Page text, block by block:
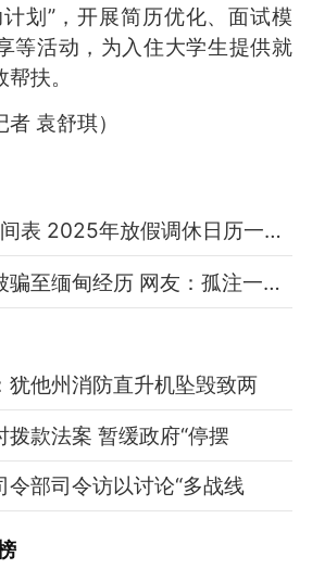
划”，开展简历优化、面试模
等活动，为入住大学生提供就
扶。
袁舒琪）
2025假期放假时间表 2025年放假调休日历一览表
中科院博士还原被骗至缅甸经历 网友：孤注一掷现实版
犹他州消防直升机坠毁致两
拨款法案 暂缓政府“停摆
令部司令访以讨论“多战线